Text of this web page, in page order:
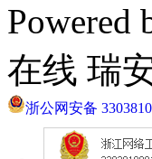
Powered
在线 瑞
浙公网安备